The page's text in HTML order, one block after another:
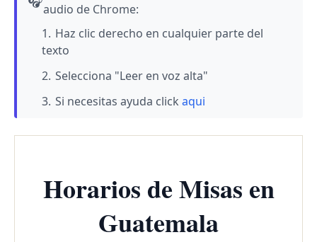
audio de Chrome:
Haz clic derecho en cualquier parte del
texto
Selecciona "Leer en voz alta"
Si necesitas ayuda click aqui
Horarios de Misas en
Guatemala